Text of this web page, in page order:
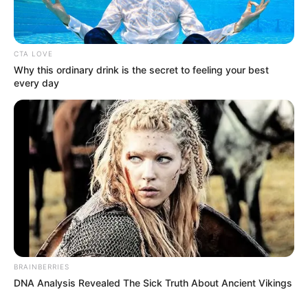
A mélyépítészeti és magas gépészeti munkákat
még nem is számoltuk. Óvatos becslések szerint
CTA LOVE
Why this ordinary drink is the secret to feeling your best
every day
BRAINBERRIES
DNA Analysis Revealed The Sick Truth About Ancient Vikings